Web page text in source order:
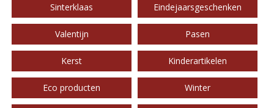
Sinterklaas Eindejaarsgeschenken
Valentijn Pasen
Kerst Kinderartikelen
Eco producten Winter